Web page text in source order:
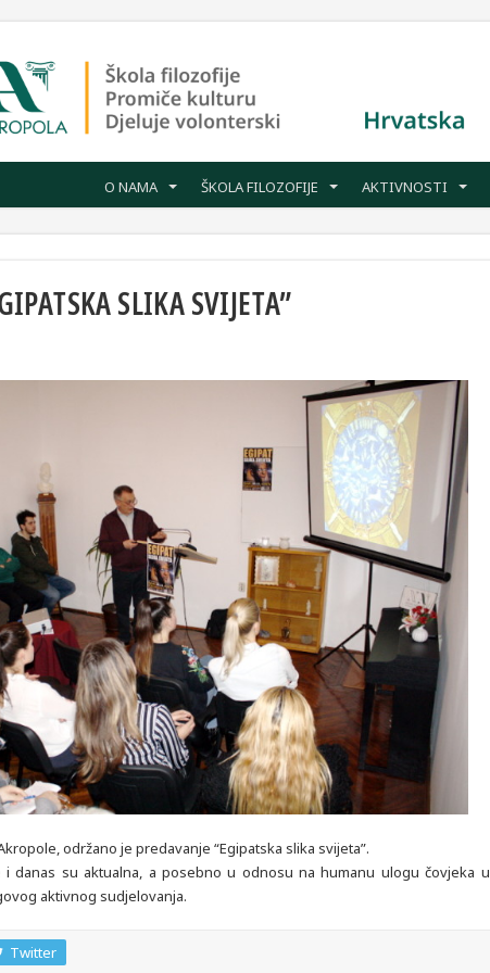
O NAMA ŠKOLA FILOZOFIJE AKTIVNOSTI
SLIKA SVIJETA”
održano je predavanje “Egipatska slika svijeta”.
i danas su aktualna, a posebno u odnosu na humanu ulogu čovjeka u
aktivnog sudjelovanja.
Twitter